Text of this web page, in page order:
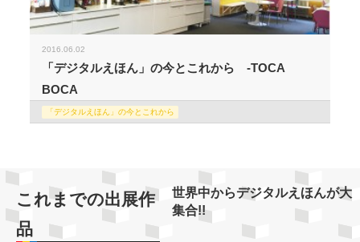
2016.06.02
「デジタルえほん」の今とこれから -TOCA
BOCA
「デジタルえほん」の今とこれから
これまでの出展作
品
世界中からデジタルえほんが大
集合!!